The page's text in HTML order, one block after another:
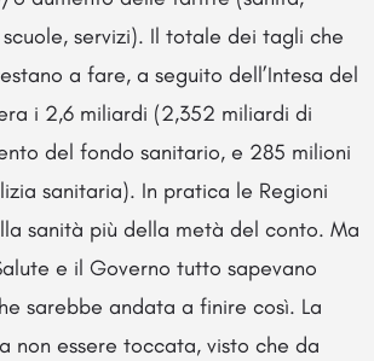
servizi). Il totale dei tagli che
a fare, a seguito dell’Intesa del
i 2,6 miliardi (2,352 miliardi di
del fondo sanitario, e 285 milioni
sanitaria). In pratica le Regioni
sanità più della metà del conto. Ma
e il Governo tutto sapevano
sarebbe andata a finire così. La
non essere toccata, visto che da